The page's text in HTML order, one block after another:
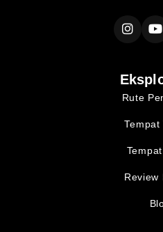
Rute
Tempat
Review